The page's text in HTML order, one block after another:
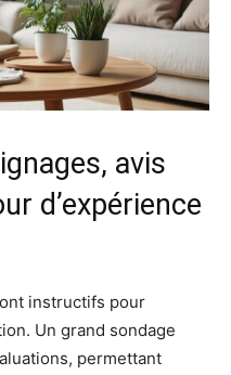
avis
d’expérience
instructifs pour
Un grand sondage
permettant